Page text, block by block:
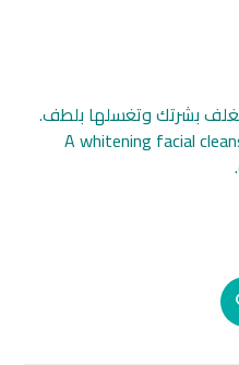
بشرتك وتغسلها بلطف.
A whitening facial